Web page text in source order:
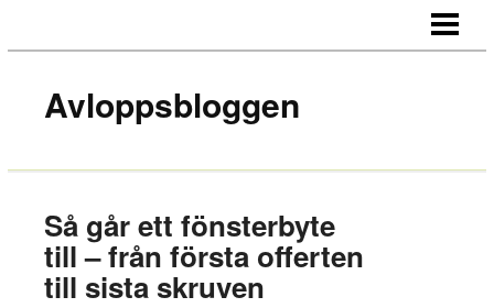
KONTAKT
Avloppsbloggen
Så går ett fönsterbyte
till – från första offerten
till sista skruven